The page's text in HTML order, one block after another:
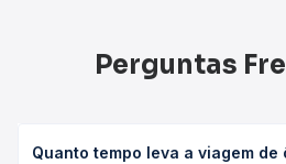
Perguntas
Quanto tempo leva a viagem de